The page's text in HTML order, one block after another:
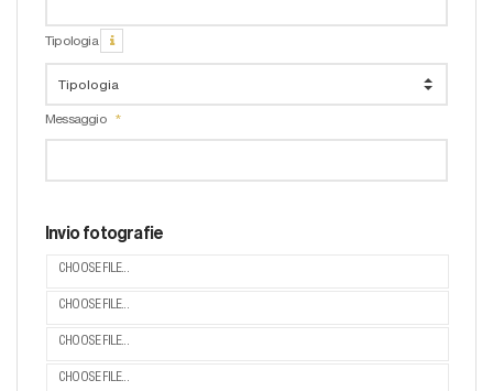
Tipologia
Messaggio
Invio fotografie
CHOOSE FILE...
CHOOSE FILE...
CHOOSE FILE...
CHOOSE FILE...